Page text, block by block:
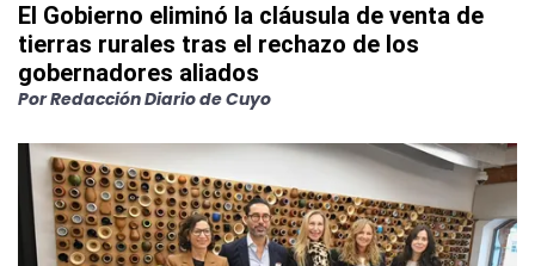
El Gobierno eliminó la cláusula de venta de
tierras rurales tras el rechazo de los
gobernadores aliados
PorRedacción Diario de Cuyo